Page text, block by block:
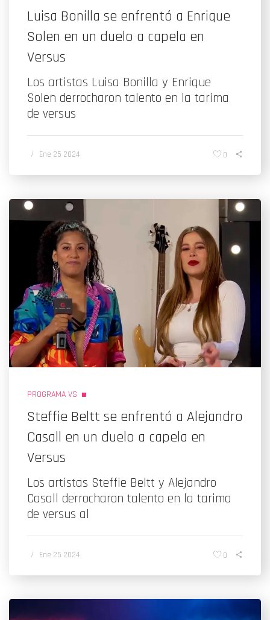
Luisa Bonilla se enfrentó a Enrique
Solen en un duelo a capela en
Versus
Los artistas Luisa Bonilla y Enrique
Solen derrocharon talento en la tarima
de versus
/ Ene 25 2024 0
PROGRAMA VS
Steffie Beltt se enfrentó a Alejandro
Casall en un duelo a capela en
Versus
Los artistas Steffie Beltt y Alejandro
Casall derrocharon talento en la tarima
de versus al
/ Ene 25 2024 0